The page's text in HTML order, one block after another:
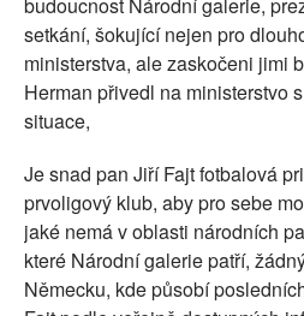
budoucnost Národní galerie,
setkání, šokující nejen pro
ministerstva, ale zaskočeni jimi
Herman přivedl na ministerstvo
situace,
Je snad pan Jiří Fajt fotbalová
prvoligový klub, aby pro sebe
jaké nemá v oblasti národních
které Národní galerie patří,
Německu, kde působí